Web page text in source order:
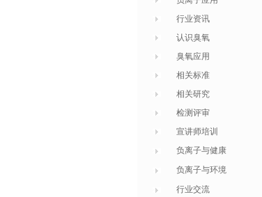
行业资讯
认识臭氧
臭氧应用
相关标准
相关研究
检测评审
宣讲师培训
负离子与健康
负离子与环境
行业交流